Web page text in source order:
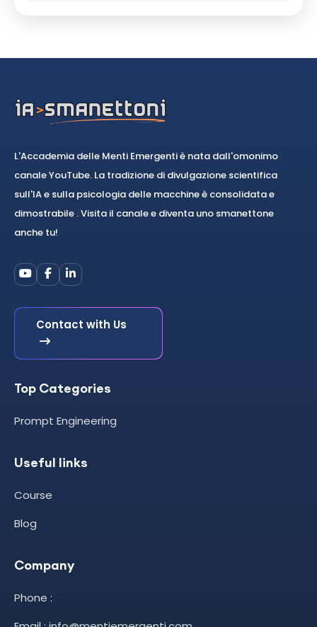
L'Accademia delle Menti Emergenti è nata dall'omonimo
canale YouTube. La tradizione di divulgazione scientifica
sull'IA e sulla psicologia delle macchine è consolidata e
dimostrabile . Visita il canale e diventa uno smanettone
anche tu!
Contact with Us
Top Categories
Prompt Engineering
Useful links
Course
Blog
Company
Phone :